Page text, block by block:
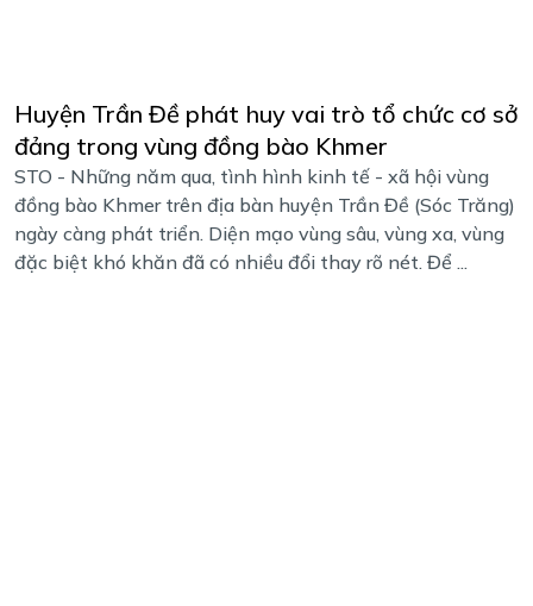
Huyện Trần Đề phát huy vai trò tổ chức cơ sở
đảng trong vùng đồng bào Khmer
STO - Những năm qua, tình hình kinh tế - xã hội vùng
đồng bào Khmer trên địa bàn huyện Trần Đề (Sóc Trăng)
ngày càng phát triển. Diện mạo vùng sâu, vùng xa, vùng
đặc biệt khó khăn đã có nhiều đổi thay rõ nét. Để ...